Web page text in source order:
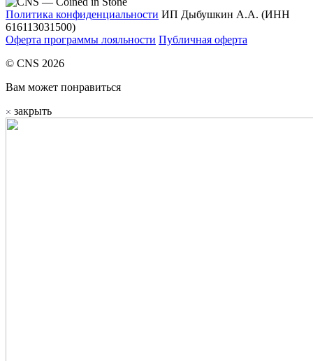
Политика конфиденциальности ИП Дыбушкин А.А. (ИНН
616113031500)
Оферта программы лояльности Публичная оферта
© CNS 2026
Вам может понравиться
закрыть